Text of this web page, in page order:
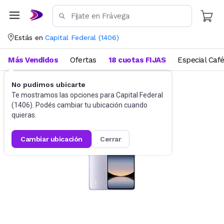
Estás en Capital Federal (1406)
No pudimos ubicarte
Te mostramos las opciones para Capital Federal
(1406). Podés cambiar tu ubicación cuando
quieras.
cambiar ubicación cerrar
Más Vendidos Ofertas 18 cuotas FIJAS Especial Café
Celulares Celulares Liberados